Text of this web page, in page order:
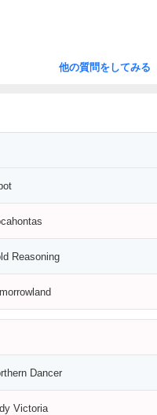
他の質問をしてみる
Reasoning
Dancer
Victoria